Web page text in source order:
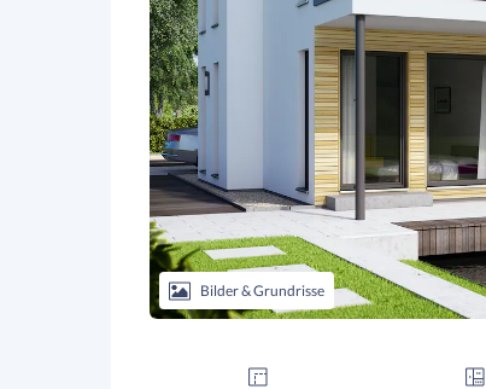
Bilder & Grundrisse